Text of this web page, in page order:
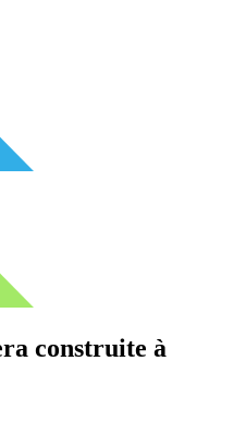
construite à